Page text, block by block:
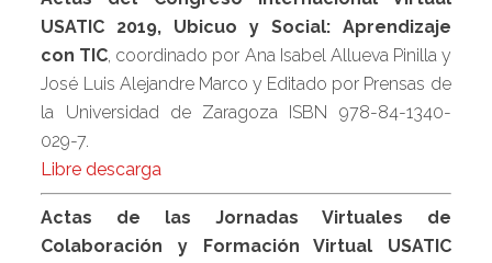
USATIC 2019, Ubicuo y Social: Aprendizaje
con TIC, coordinado por Ana Isabel Allueva Pinilla y
José Luis Alejandre Marco y Editado por Prensas de
la Universidad de Zaragoza ISBN 978-84-1340-
029-7.
Libre descarga
Actas de las Jornadas Virtuales de
Colaboración y Formación Virtual USATIC